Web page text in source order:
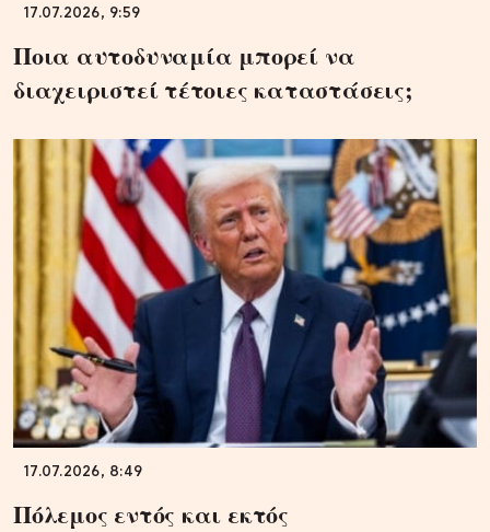
17.07.2026, 9:59
Ποια αυτοδυναμία μπορεί να
διαχειριστεί τέτοιες καταστάσεις;
17.07.2026, 8:49
Πόλεμος εντός και εκτός